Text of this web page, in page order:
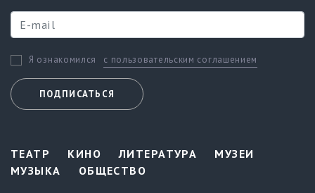
Я ознакомился с пользовательским соглашением
ПОДПИСАТЬСЯ
ТЕАТР КИНО ЛИТЕРАТУРА
МУЗЕИ
МУЗЫКА
ОБЩЕСТВО